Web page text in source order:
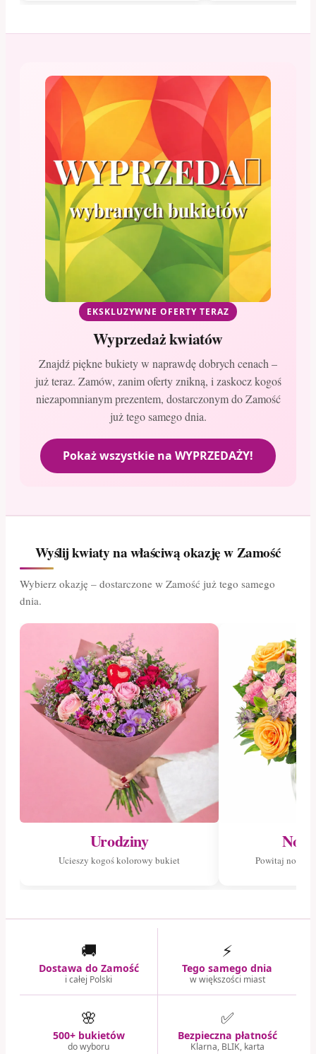
EKSKLUZYWNE OFERTY TERAZ
Wyprzedaż kwiatów
Znajdź piękne bukiety w naprawdę dobrych cenach –
już teraz. Zamów, zanim oferty znikną, i zaskocz kogoś
niezapomnianym prezentem, dostarczonym do Zamość
już tego samego dnia.
Pokaż wszystkie na WYPRZEDAŻY!
Wyślij kwiaty na właściwą okazję w Zamość
Wybierz okazję – dostarczone w Zamość już tego samego
dnia.
Urodziny
Ucieszy kogoś kolorowy bukiet Powitaj
🚚
Dostawa do Zamość
i całej Polski
⚡
Tego samego dnia
w większości miast
🌸
500+ bukietów
do wyboru
✅
Bezpieczna płatność
Klarna, BLIK, karta